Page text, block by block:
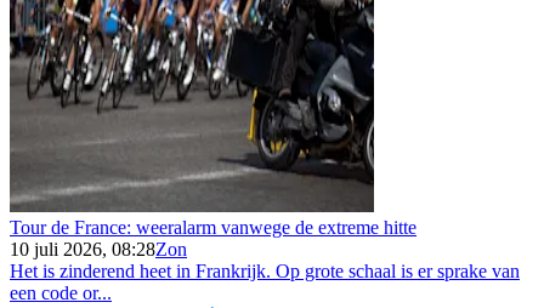
Tour de France: weeralarm vanwege de extreme hitte
10 juli 2026, 08:28Zon
Het is zinderend heet in Frankrijk. Op grote schaal is er sprake van
een code or...